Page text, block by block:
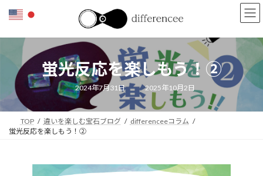
ン
ッ
プ
ー
移
動
蛍光反応を楽しもう！②
2024年7月31日
最
終
更
新
時
2025年10月2日
TOP 違いを楽しむ宝石ブログ
differenceeコラム
蛍光反応を楽しもう！②